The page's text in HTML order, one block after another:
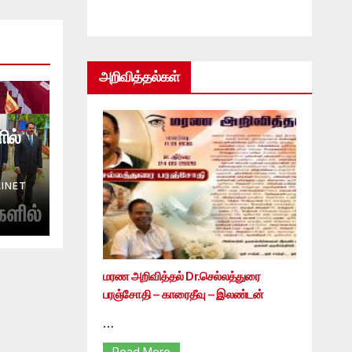
அறிவித்தல்கள்
மரண அறிவித்தல் Dr.செல்லத்துரை
பரஞ்சோதி – காரைதீவு – இலண்டன்
…